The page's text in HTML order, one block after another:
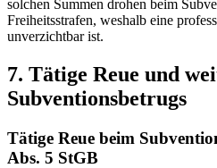
solchen Summen drohen beim
Freiheitsstrafen, weshalb eine
unverzichtbar ist.
7. Tätige Reue und
Subventionsbetrugs
Tätige Reue beim
Abs. 5 StGB